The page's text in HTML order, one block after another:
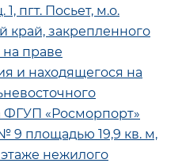
пгт. Посьет, м.о.
край, закрепленного
праве
и находящегося на
ФГУП «Росморпорт»
площадью 19,9 кв. м,
нежилого